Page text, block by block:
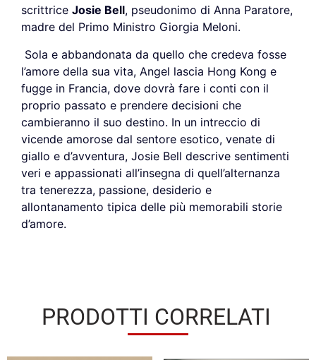
scrittrice Josie Bell, pseudonimo di Anna Paratore,
madre del Primo Ministro Giorgia Meloni.
Sola e abbandonata da quello che credeva fosse
l’amore della sua vita, Angel lascia Hong Kong e
fugge in Francia, dove dovrà fare i conti con il
proprio passato e prendere decisioni che
cambieranno il suo destino. In un intreccio di
vicende amorose dal sentore esotico, venate di
giallo e d’avventura, Josie Bell descrive sentimenti
veri e appassionati all’insegna di quell’alternanza
tra tenerezza, passione, desiderio e
allontanamento tipica delle più memorabili storie
d’amore.
PRODOTTI CORRELATI